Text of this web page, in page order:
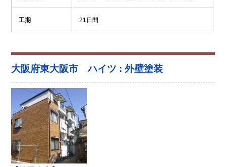
工期 21日間
大阪府東大阪市 ハイツ : 外壁塗装